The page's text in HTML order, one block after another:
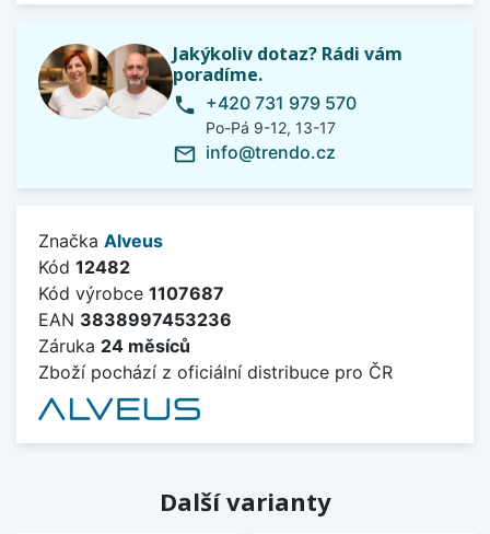
Jakýkoliv dotaz? Rádi vám
poradíme.
phone +420 731 979 570
Po-Pá 9-12, 13-17
mail_outline info@trendo.cz
Značka Alveus
Kód 12482
Kód výrobce 1107687
EAN 3838997453236
Záruka 24 měsíců
Zboží pochází z oficiální distribuce pro ČR
Další varianty